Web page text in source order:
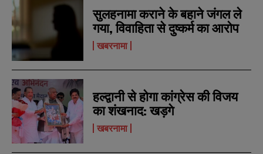
N
N
सुलहनामा कराने के बहाने जंगल ले
गया, विवाहिता से दुष्कर्म का आरोप
खबरनामा
हल्द्वानी से होगा कांग्रेस की विजय
का शंखनाद: खड़गे
खबरनामा